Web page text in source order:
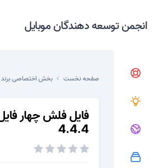
انجمن توسعه دهندگان موبایل
صفحه نخست بخش اختصاصی
4.4.4